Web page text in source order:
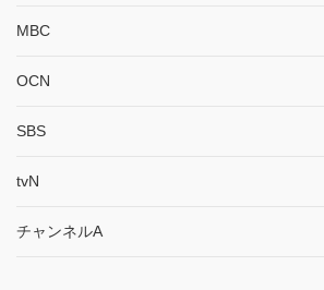
MBC
OCN
SBS
tvN
チャンネルA